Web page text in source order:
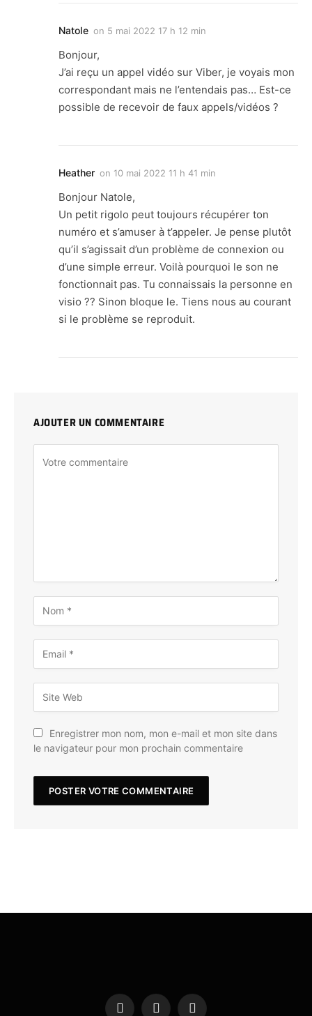
Natole on 5 mai 2022 17 h 12 min
Bonjour,
J’ai reçu un appel vidéo sur Viber, je voyais mon
correspondant mais ne l’entendais pas… Est-ce
possible de recevoir de faux appels/vidéos ?
Heather on 10 mai 2022 11 h 41 min
Bonjour Natole,
Un petit rigolo peut toujours récupérer ton
numéro et s’amuser à t’appeler. Je pense plutôt
qu’il s’agissait d’un problème de connexion ou
d’une simple erreur. Voilà pourquoi le son ne
fonctionnait pas. Tu connaissais la personne en
visio ?? Sinon bloque le. Tiens nous au courant
si le problème se reproduit.
AJOUTER UN COMMENTAIRE
Enregistrer mon nom, mon e-mail et mon site dans
le navigateur pour mon prochain commentaire
Facebook
X Instagram